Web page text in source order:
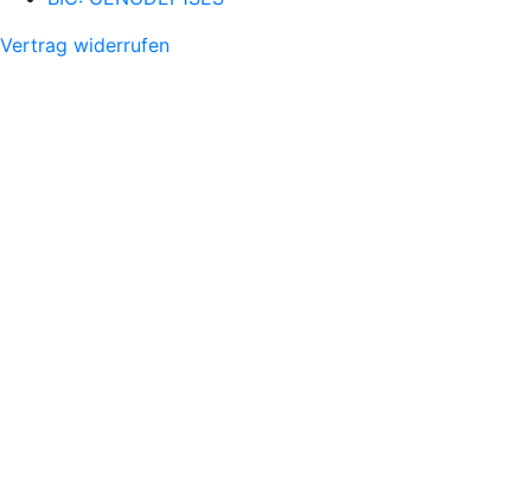
Vertrag widerrufen